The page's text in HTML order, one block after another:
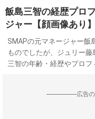
飯島三智の経歴プロ
ジャー【顔画像あり】
SMAPの元マネージャー飯
ものでしたが、ジュリー
三智の年齢・経歴やプロ
--------------------広告